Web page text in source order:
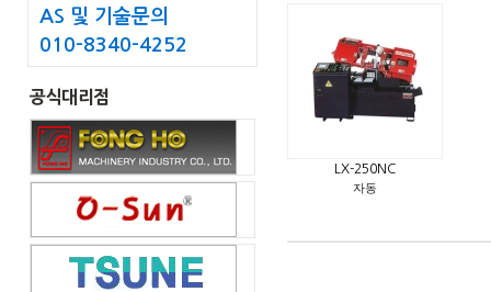
AS 및 기술문의
010-8340-4252
공식대리점
LX-250NC
자동